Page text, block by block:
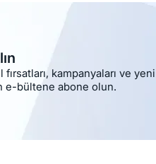
kampanyaları ve
e-bültene abone olun.